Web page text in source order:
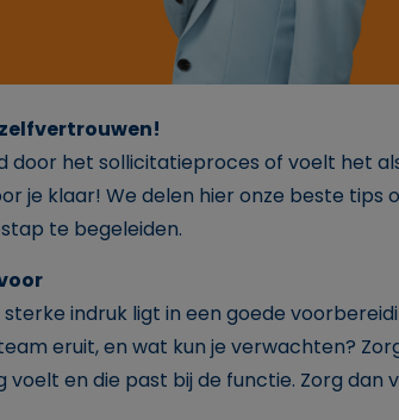
door het sollicitatieproces of voelt het
je klaar! We delen hier onze beste
te begeleiden.
sterke indruk ligt in een goede
eruit, en wat kun je verwachten?
voelt en die past bij de functie. Zorg